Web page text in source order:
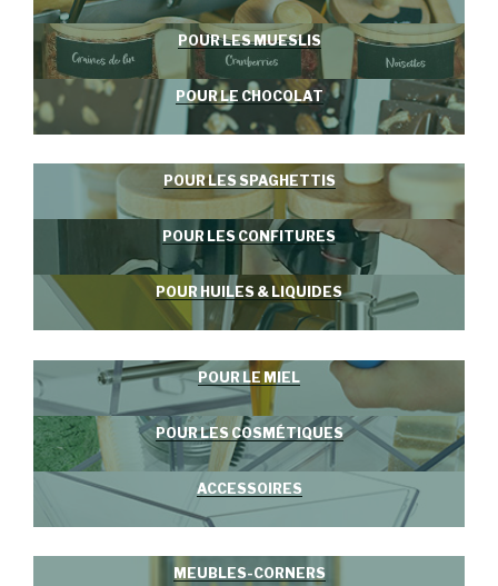
POUR LES MUESLIS
POUR LE CHOCOLAT
POUR LES SPAGHETTIS
POUR LES CONFITURES
POUR HUILES & LIQUIDES
POUR LE MIEL
POUR LES COSMÉTIQUES
ACCESSOIRES
MEUBLES-CORNERS